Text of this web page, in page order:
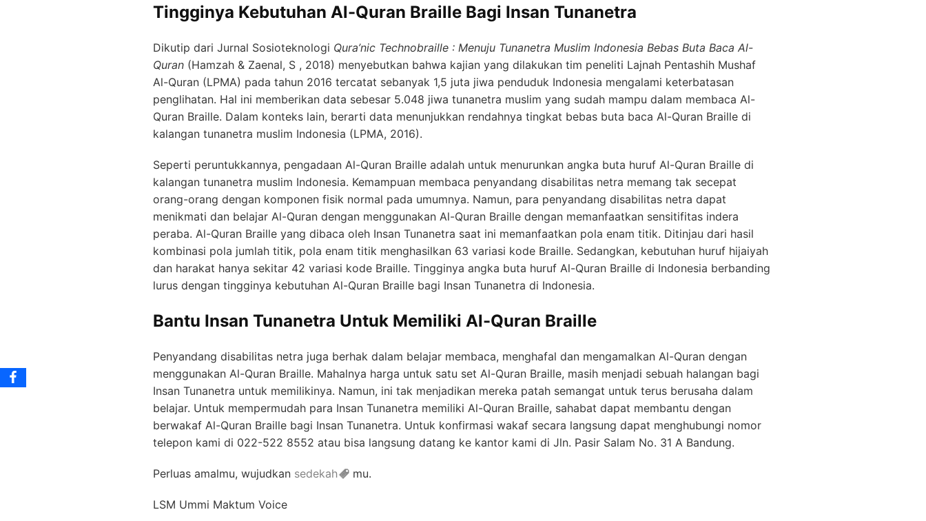
Tingginya Kebutuhan Al-Quran Braille Bagi Insan Tunanetra
Dikutip dari Jurnal Sosioteknologi Qura’nic Technobraille : Menuju Tunanetra Muslim Indonesia Bebas Buta Baca Al-
Quran (Hamzah & Zaenal, S , 2018) menyebutkan bahwa kajian yang dilakukan tim peneliti Lajnah Pentashih Mushaf
Al-Quran (LPMA) pada tahun 2016 tercatat sebanyak 1,5 juta jiwa penduduk Indonesia mengalami keterbatasan
penglihatan. Hal ini memberikan data sebesar 5.048 jiwa tunanetra muslim yang sudah mampu dalam membaca Al-
Quran Braille. Dalam konteks lain, berarti data menunjukkan rendahnya tingkat bebas buta baca Al-Quran Braille di
kalangan tunanetra muslim Indonesia (LPMA, 2016).
Seperti peruntukkannya, pengadaan Al-Quran Braille adalah untuk menurunkan angka buta huruf Al-Quran Braille di
kalangan tunanetra muslim Indonesia. Kemampuan membaca penyandang disabilitas netra memang tak secepat
orang-orang dengan komponen fisik normal pada umumnya. Namun, para penyandang disabilitas netra dapat
menikmati dan belajar Al-Quran dengan menggunakan Al-Quran Braille dengan memanfaatkan sensitifitas indera
peraba. Al-Quran Braille yang dibaca oleh Insan Tunanetra saat ini memanfaatkan pola enam titik. Ditinjau dari hasil
kombinasi pola jumlah titik, pola enam titik menghasilkan 63 variasi kode Braille. Sedangkan, kebutuhan huruf hijaiyah
dan harakat hanya sekitar 42 variasi kode Braille. Tingginya angka buta huruf Al-Quran Braille di Indonesia berbanding
lurus dengan tingginya kebutuhan Al-Quran Braille bagi Insan Tunanetra di Indonesia.
Bantu Insan Tunanetra Untuk Memiliki Al-Quran Braille
Penyandang disabilitas netra juga berhak dalam belajar membaca, menghafal dan mengamalkan Al-Quran dengan
menggunakan Al-Quran Braille. Mahalnya harga untuk satu set Al-Quran Braille, masih menjadi sebuah halangan bagi
Insan Tunanetra untuk memilikinya. Namun, ini tak menjadikan mereka patah semangat untuk terus berusaha dalam
belajar. Untuk mempermudah para Insan Tunanetra memiliki Al-Quran Braille, sahabat dapat membantu dengan
berwakaf Al-Quran Braille bagi Insan Tunanetra. Untuk konfirmasi wakaf secara langsung dapat menghubungi nomor
telepon kami di 022-522 8552 atau bisa langsung datang ke kantor kami di Jln. Pasir Salam No. 31 A Bandung.
Perluas amalmu, wujudkan sedekah mu.
LSM Ummi Maktum Voice